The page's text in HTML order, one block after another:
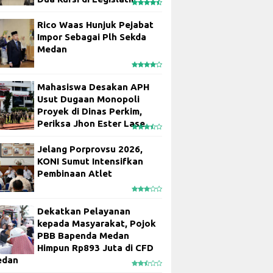
Rico Waas Hunjuk Pejabat
Impor Sebagai Plh Sekda
Medan
Mahasiswa Desakan APH
Usut Dugaan Monopoli
Proyek di Dinas Perkim,
Periksa Jhon Ester Lase
Jelang Porprovsu 2026,
KONI Sumut Intensifkan
Pembinaan Atlet
Dekatkan Pelayanan
kepada Masyarakat, Pojok
PBB Bapenda Medan
Himpun Rp893 Juta di CFD